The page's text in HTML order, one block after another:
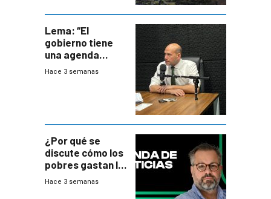
Lema: “El
gobierno tiene
una agenda
destructiva”
Hace 3 semanas
¿Por qué se
discute cómo los
pobres gastan la
plata?
Hace 3 semanas